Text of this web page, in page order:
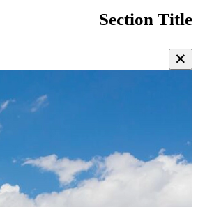
Section Title
✕